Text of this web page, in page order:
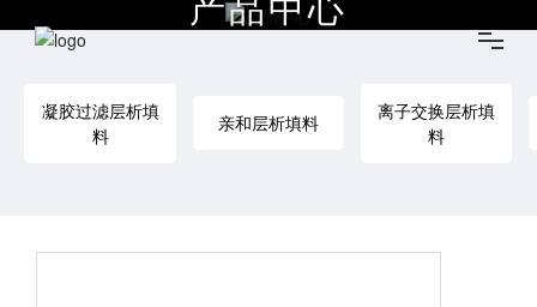
首页
产品中心
产品中心
凝胶过滤层析填
料
亲和层析填料
离子交换层析填
料